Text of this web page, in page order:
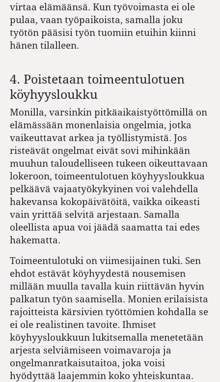
virtaa elämäänsä. Kun työvoimasta ei ole
pulaa, vaan työpaikoista, samalla joku
työtön pääsisi työn tuomiin etuihin kiinni
hänen tilalleen.
4. Poistetaan toimeentulotuen
köyhyysloukku
Monilla, varsinkin pitkäaikaistyöttömillä on
elämässään monenlaisia ongelmia, jotka
vaikeuttavat arkea ja työllistymistä. Jos
risteävät ongelmat eivät sovi mihinkään
muuhun taloudelliseen tukeen oikeuttavaan
lokeroon, toimeentulotuen köyhyysloukkua
pelkäävä vajaatyökykyinen voi valehdella
hakevansa kokopäivätöitä, vaikka oikeasti
vain yrittää selvitä arjestaan. Samalla
oleellista apua voi jäädä saamatta tai edes
hakematta.
Toimeentulotuki on viimesijainen tuki. Sen
ehdot estävät köyhyydestä nousemisen
millään muulla tavalla kuin riittävän hyvin
palkatun työn saamisella. Monien erilaisista
rajoitteista kärsivien työttömien kohdalla se
ei ole realistinen tavoite. Ihmiset
köyhyysloukkuun lukitsemalla menetetään
arjesta selviämiseen voimavaroja ja
ongelmanratkaisutaitoa, joka voisi
hyödyttää laajemmin koko yhteiskuntaa.